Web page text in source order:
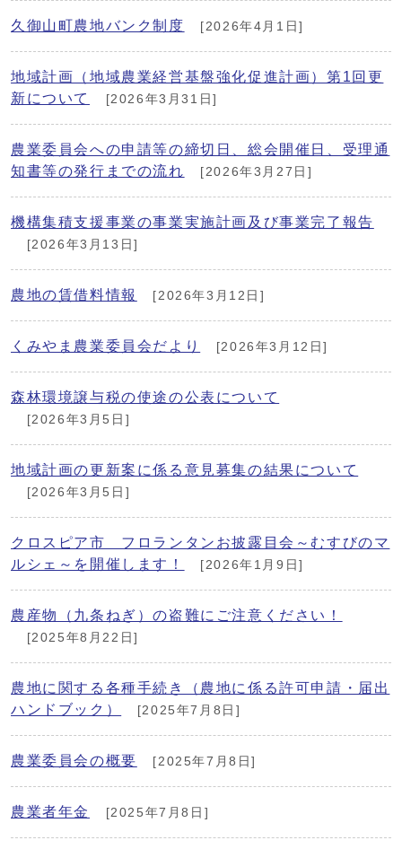
久御山町農地バンク制度 [2026年4月1日]
地域計画（地域農業経営基盤強化促進計画）第1回更
新について
[2026年3月31日]
農業委員会への申請等の締切日、総会開催日、受理通
知書等の発行までの流れ
[2026年3月27日]
機構集積支援事業の事業実施計画及び事業完了報告
[2026年3月13日]
農地の賃借料情報 [2026年3月12日]
くみやま農業委員会だより [2026年3月12日]
森林環境譲与税の使途の公表について
[2026年3月5日]
地域計画の更新案に係る意見募集の結果について
[2026年3月5日]
クロスピア市 フロランタンお披露目会～むすびのマ
ルシェ～を開催します！
[2026年1月9日]
農産物（九条ねぎ）の盗難にご注意ください！
[2025年8月22日]
農地に関する各種手続き（農地に係る許可申請・届出
ハンドブック）
[2025年7月8日]
農業委員会の概要 [2025年7月8日]
農業者年金 [2025年7月8日]